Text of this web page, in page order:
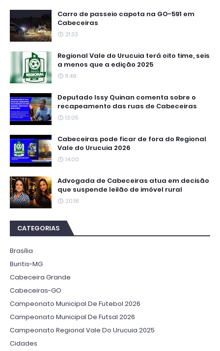
Carro de passeio capota na GO-591 em
Cabeceiras
21:33
Regional Vale do Urucuia terá oito time, seis
a menos que a edição 2025
11:49
Deputado Issy Quinan comenta sobre o
recapeamento das ruas de Cabeceiras
13:05
Cabeceiras pode ficar de fora do Regional
Vale do Urucuia 2026
14:00
Advogada de Cabeceiras atua em decisão
que suspende leilão de imóvel rural
20:18
CATEGORIAS
Brasília
Buritis-MG
Cabeceira Grande
Cabeceiras-GO
Campeonato Municipal De Futebol 2026
Campeonato Municipal De Futsal 2026
Campeonato Regional Vale Do Urucuia 2025
Cidades